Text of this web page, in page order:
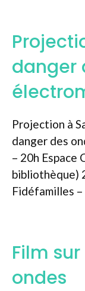
danger
Projection à
danger des
– 20h Espace
bibliothèque)
Fidéfamilles
Film
ondes